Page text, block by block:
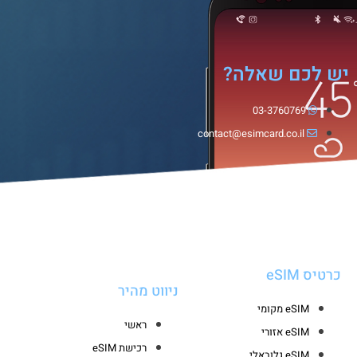
יש לכם שאלה?
03-3760769
contact@esimcard.co.il
כרטיס eSIM
eSIM מקומי
eSIM אזורי
ניווט מהיר
ראשי
רכישת eSIM